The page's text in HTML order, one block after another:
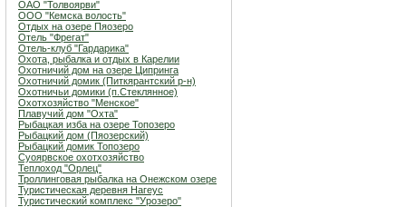
ОАО "Толвоярви"
ООО "Кемска волость"
Отдых на озере Пяозеро
Отель "Фрегат"
Отель-клуб "Гардарика"
Охота, рыбалка и отдых в Карелии
Охотничий дом на озере Ципринга
Охотничий домик (Питкярантский р-н)
Охотничьи домики (п.Стеклянное)
Охотхозяйство "Менское"
Плавучий дом "Охта"
Рыбацкая изба на озере Топозеро
Рыбацкий дом (Пяозерский)
Рыбацкий домик Топозеро
Суоярвское охотхозяйство
Теплоход "Орлец"
Троллинговая рыбалка на Онежском озере
Туристическая деревня Нагеус
Туристический комплекс "Урозеро"